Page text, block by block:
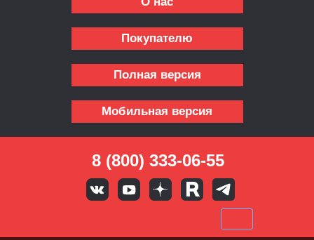
Покупателю
Полная версия
Мобильная версия
8 (800) 333-06-55